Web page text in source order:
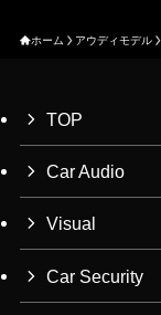
ホーム アウディモデル
TOP
Car Audio
Visual
Car Security